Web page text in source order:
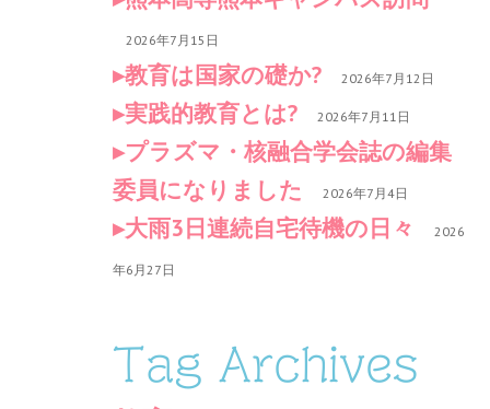
2026年7月15日
教育は国家の礎か? 2026年7月12日
実践的教育とは? 2026年7月11日
プラズマ・核融合学会誌の編集
委員になりました
2026年7月4日
大雨3日連続自宅待機の日々 2026
年6月27日
Tag Archives